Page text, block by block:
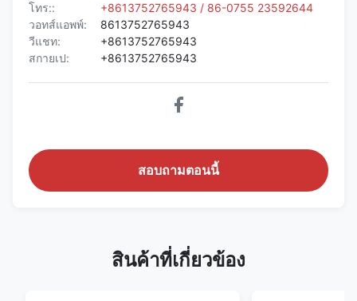
โทร::
+8613752765943 / 86-0755 23592644
วอทส์แอพพ์:
8613752765943
วีแชท:
+8613752765943
สกายเป:
+8613752765943
สอบถามตอนนี้
สินค้าที่เกี่ยวข้อง